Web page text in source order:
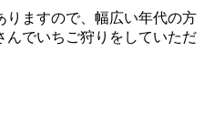
りますので、幅広い年代の方
んでいちご狩りをしていただ